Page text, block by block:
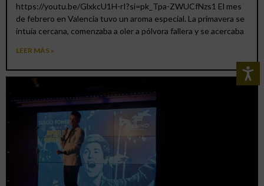
https://youtu.be/GlxkcU1H-rI?si=pk_Tpa-ZWUCfNzs1 El mes
de febrero en Valencia tuvo un aroma especial. La primavera se
intuía cercana, comenzaba a oler a pólvora fallera y se acercaba
LEER MÁS »